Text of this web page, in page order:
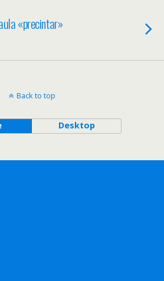
«precintar»
Back to top
Desktop